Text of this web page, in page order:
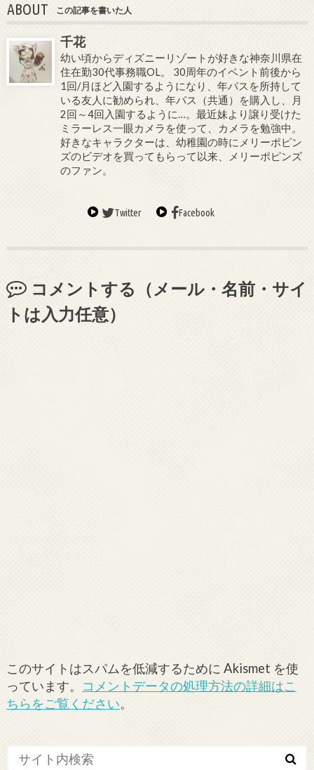
ABOUT この記事を書いた人
千花
幼い頃からディズニーリゾートが好きな神奈川県在
住在勤30代事務職OL。 30周年のイベント前後から
1回/月ほど入園するようになり、年パスを所持して
いる友人に勧められ、年パス（共通）を購入し、月
2回～4回入園するように…。最近妹より譲り受けた
ミラーレス一眼カメラを使って、カメラを勉強中。
好きなキャラクターは、幼稚園の時にメリーポピン
ズのビデオを買ってもらって以来、メリーポピンズ
のファン。
Twitter Facebook
コメントする（メール・名前・サイ
トは入力任意）
このサイトはスパムを低減するために Akismet を使
っています。 コメントデータの処理方法の詳細はこ
ちらをご覧ください。